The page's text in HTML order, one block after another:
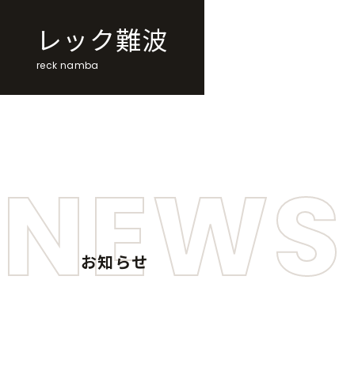
レック難波
reck namba
NEWS
お知らせ